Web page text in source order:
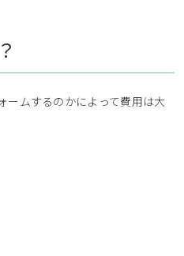
ームするのかによって費用は大